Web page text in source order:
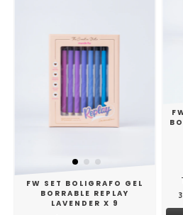
FW SET BOLIGRAFO GEL
BORRABLE REPLAY
LAVENDER X 9
3